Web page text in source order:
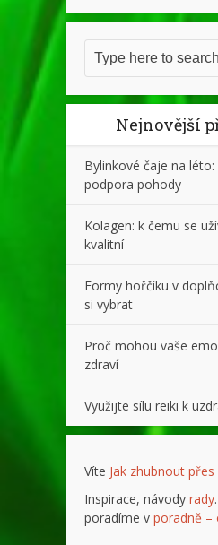
Nejnovější
Bylinkové čaje na léto:
podpora pohody
Kolagen: k čemu se
kvalitní
Formy hořčíku v
si vybrat
Proč mohou vaše
zdraví
Využijte sílu reiki k
Víte Jak zhubnout
Inspirace, návody rady
poradíme v poradně –